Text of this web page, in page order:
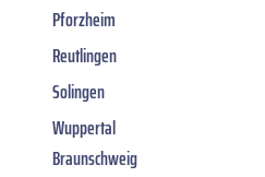
Pforzheim
Reutlingen
Solingen
Wuppertal
Braunschweig